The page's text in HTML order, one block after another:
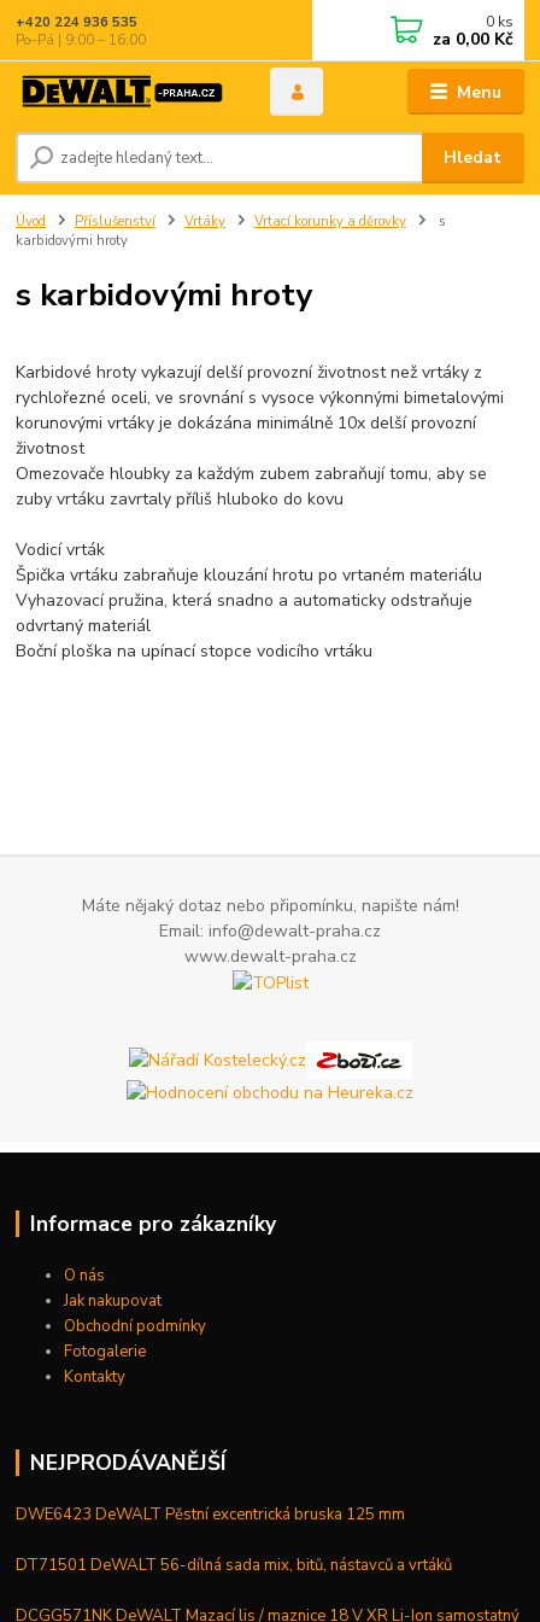
Menu
Hledat
+420 224 936 535
Po–Pá | 9:00 – 16:00
0 ks
za 0,00 Kč
Úvod Příslušenství Vrtáky Vrtací korunky a děrovky
s
karbidovými hroty
s karbidovými hroty
Karbidové hroty vykazují delší provozní životnost než vrtáky z
rychlořezné oceli, ve srovnání s vysoce výkonnými bimetalovými
korunovými vrtáky je dokázána minimálně 10x delší provozní
životnost
Omezovače hloubky za každým zubem zabraňují tomu, aby se
zuby vrtáku zavrtaly příliš hluboko do kovu
Vodicí vrták
Špička vrtáku zabraňuje klouzání hrotu po vrtaném materiálu
Vyhazovací pružina, která snadno a automaticky odstraňuje
odvrtaný materiál
Boční ploška na upínací stopce vodicího vrtáku
Máte nějaký dotaz nebo připomínku, napište nám!
Email: info@dewalt-praha.cz
www.dewalt-praha.cz
Informace pro zákazníky
O nás
Jak nakupovat
Obchodní podmínky
Fotogalerie
Kontakty
NEJPRODÁVANĚJŠÍ
DWE6423 DeWALT Pěstní excentrická bruska 125 mm
DT71501 DeWALT 56-dílná sada mix, bitů, nástavců a vrtáků
DCGG571NK DeWALT Mazací lis / maznice 18 V XR Li-Ion samostatný